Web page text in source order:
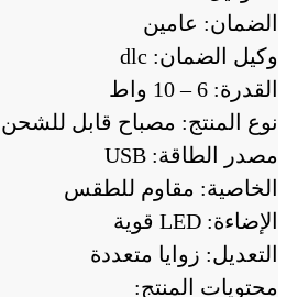
الضمان: عامين
وكيل الضمان: dlc
القدرة: 6 – 10 واط
نوع المنتج: مصباح قابل للشحن
مصدر الطاقة: USB
الخاصية: مقاوم للطقس
الإضاءة: LED قوية
التعديل: زوايا متعددة
محتويات المنتج: